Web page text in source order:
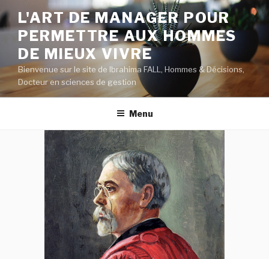
au
contenu
principal
L'ART DE MANAGER POUR
PERMETTRE AUX HOMMES
DE MIEUX VIVRE
Bienvenue sur le site de Ibrahima FALL, Hommes & Décisions,
Docteur en sciences de gestion
Menu